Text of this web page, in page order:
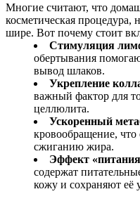
Многие считают, что
косметическая процедура,
шире. Вот почему стоит
Стимуляция
обертывания
вывод шлаков.
Укрепление
важный фактор для
целлюлита.
Ускоренный
кровообращение, что
сжиганию жира.
Эффект
содержат
кожу и сохраняют её